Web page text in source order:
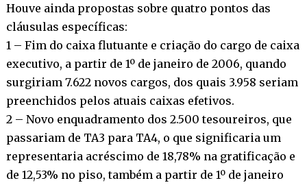
Houve ainda propostas sobre quatro pontos das
cláusulas específicas:
1 – Fim do caixa flutuante e criação do cargo de caixa
executivo, a partir de 1º de janeiro de 2006, quando
surgiriam 7.622 novos cargos, dos quais 3.958 seriam
preenchidos pelos atuais caixas efetivos.
2 – Novo enquadramento dos 2.500 tesoureiros, que
passariam de TA3 para TA4, o que significaria um
representaria acréscimo de 18,78% na gratificação e
de 12,53% no piso, também a partir de 1º de janeiro